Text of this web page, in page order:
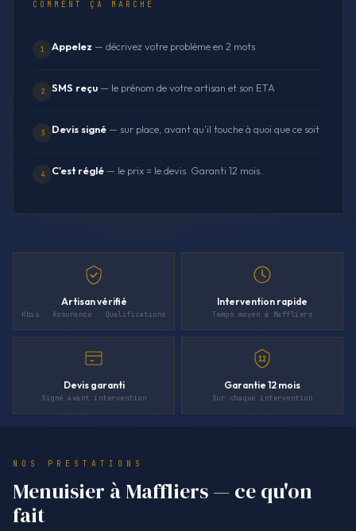
COMMENT ÇA MARCHE
1 Appelez — décrivez votre problème en 2 mots
2 SMS reçu — le prénom de votre artisan et son ETA
3 Devis signé — sur place, avant qu'il touche à quoi que ce soit
4 C'est réglé — le prix = le devis. Garanti 12 mois.
Artisan vérifié
Kbis · Assurance · Qualifications
Intervention rapide
Temps moyen à Maffliers
Devis garanti
Signé avant intervention
12
Garantie 12 mois
Sur chaque intervention
NOS PRESTATIONS
Menuisier à Maffliers — ce qu'on
fait